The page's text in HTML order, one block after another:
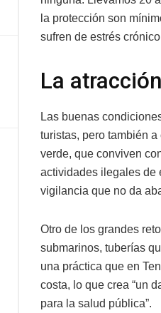
la protección son
sufren de estrés
La
Las buenas
turistas, pero también
verde, que conviven
actividades ilegales de
vigilancia que no da
Otro de los grandes
submarinos, tuberías
una práctica que en
costa, lo que crea “un
para la salud pública”.